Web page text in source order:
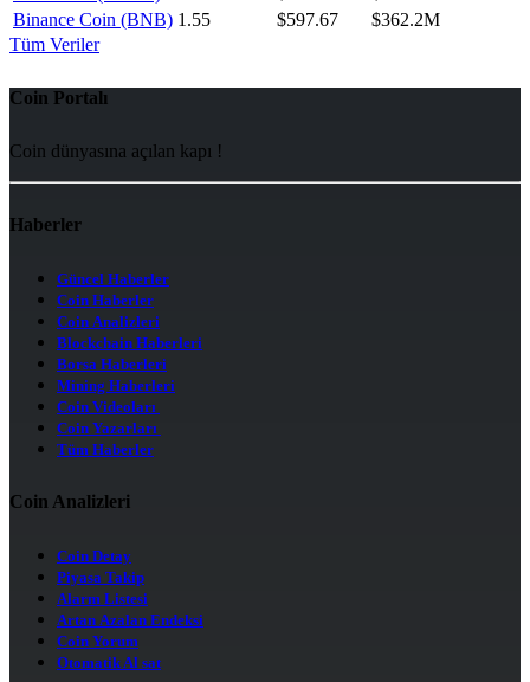
Binance Coin (BNB) 1.55 $597.67
$362.2M
Tüm Veriler
Coin Portalı
Coin dünyasına açılan kapı !
Haberler
Güncel Haberler
Coin Haberler
Coin Analizleri
Blockchain Haberleri
Borsa Haberleri
Mining Haberleri
Coin Videoları
Coin Yazarları
Tüm Haberler
Coin Analizleri
Coin Detay
Piyasa Takip
Alarm Listesi
Artan Azalan Endeksi
Coin Yorum
Otomatik Al sat